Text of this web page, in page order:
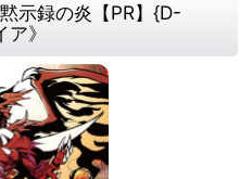
示録の炎【PR】{D-
》